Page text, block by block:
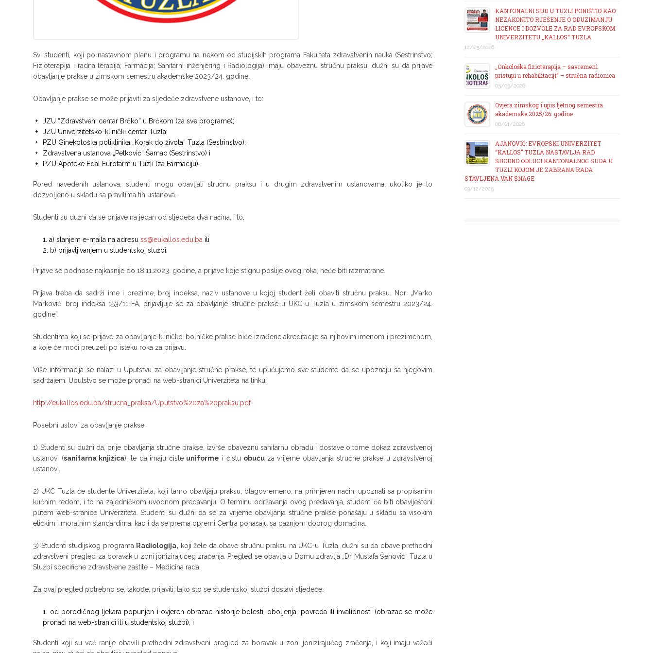
Svi studenti, koji po nastavnom planu i programu na nekom od studijskih programa Fakulteta zdravstvenih nauka (Sestrinstvo;
Fizioterapija i radna terapija; Farmacija; Sanitarni inženjering i Radiologija) imaju obaveznu stručnu praksu, dužni su da prijave
obavljanje prakse u zimskom semestru akademske 2023/24. godine.
Obavljanje prakse se može prijaviti za sljedeće zdravstvene ustanove, i to:
JZU “Zdravstveni centar Brčko” u Brčkom (za sve programe);
JZU Univerzitetsko-klinički centar Tuzla;
PZU Ginekološka poliklinika „Korak do života“ Tuzla (Sestrinstvo);
Zdravstvena ustanova „Petković“ Šamac (Sestrinstvo) i
PZU Apoteke Edal Eurofarm u Tuzli (za Farmaciju).
Pored navedenih ustanova, studenti mogu obavljati stručnu praksu i u drugim zdravstvenim ustanovama, ukoliko je to
dozvoljeno u skladu sa pravilima tih ustanova.
Studenti su dužni da se prijave na jedan od sljedeća dva načina, i to:
a) slanjem e-maila na adresuss@eukallos.edu.ba ili
b) prijavljivanjem u studentskoj službi.
Prijave se podnose najkasnije do 18.11.2023. godine, a prijave koje stignu poslije ovog roka, neće biti razmatrane.
Prijava treba da sadrži ime i prezime, broj indeksa, naziv ustanove u kojoj student želi obaviti stručnu praksu. Npr: „Marko
Marković, broj indeksa 153/11-FA, prijavljuje se za obavljanje stručne prakse u UKC-u Tuzla u zimskom semestru 2023/24.
godine“.
Studentima koji se prijave za obavljanje kliničko-bolničke prakse biće izrađene akreditacije sa njihovim imenom i prezimenom,
a koje će moći preuzeti po isteku roka za prijavu.
Više informacija se nalazi u Uputstvu za obavljanje stručne prakse, te upućujemo sve studente da se upoznaju sa njegovim
sadržajem. Uputstvo se može pronaći na web-stranici Univerziteta na linku:
http://eukallos.edu.ba/strucna_praksa/Uputstvo%20za%20praksu.pdf
Posebni uslovi za obavljanje prakse:
1) Studenti su dužni da, prije obavljanja stručne prakse, izvrše obaveznu sanitarnu obradu i dostave o tome dokaz zdravstvenoj
ustanovi (sanitarna knjižica), te da imaju čiste uniforme i čistu obuću za vrijeme obavljanja stručne prakse u zdravstvenoj
ustanovi.
2) UKC Tuzla će studente Univerziteta, koji tamo obavljaju praksu, blagovremeno, na primjeren način, upoznati sa propisanim
kućnim redom, i to na zajedničkom uvodnom predavanju. O terminu održavanja ovog predavanja, studenti će biti obaviješteni
putem web-stranice Univerziteta. Studenti su dužni da se za vrijeme obavljanja stručne prakse ponašaju u skladu sa visokim
etičkim i moralnim standardima, kao i da se prema opremi Centra ponašaju sa pažnjom dobrog domaćina.
3) Studenti studijskog programa Radiologija, koji žele da obave stručnu praksu na UKC-u Tuzla, dužni su da obave prethodni
zdravstveni pregled za boravak u zoni jonizirajućeg zračenja. Pregled se obavlja u Domu zdravlja „Dr Mustafa Šehović“ Tuzla u
Službi specifične zdravstvene zaštite – Medicina rada.
Za ovaj pregled potrebno se, takođe, prijaviti, tako što se studentskoj službi dostavi sljedeće:
od porodičnog ljekara popunjen i ovjeren obrazac historije bolesti, oboljenja, povreda ili invalidnosti (obrazac se može
pronaći na web-stranici ili u studentskoj službi), i
Studenti koji su već ranije obavili prethodni zdravstveni pregled za boravak u zoni jonizirajućeg zračenja, i koji imaju važeći
KANTONALNI SUD U TUZLI PONIŠTIO KAO
NEZAKONITO RJEŠENJE O ODUZIMANJU
LICENCE I DOZVOLE ZA RAD EVROPSKOM
UNIVERZITETU „KALLOS“ TUZLA
12/05/2026
„Onkološka fizioterapija – savremeni
pristupi u rehabilitaciji“ – stručna radionica
05/05/2026
Ovjera zimskog i upis ljetnog semestra
akademske 2025/26. godine
06/01/2026
AJANOVIĆ: EVROPSKI UNIVERZITET
“KALLOS” TUZLA NASTAVLJA RAD
SHODNO ODLUCI KANTONALNOG SUDA U
TUZLI KOJOM JE ZABRANA RADA
STAVLJENA VAN SNAGE
03/12/2025